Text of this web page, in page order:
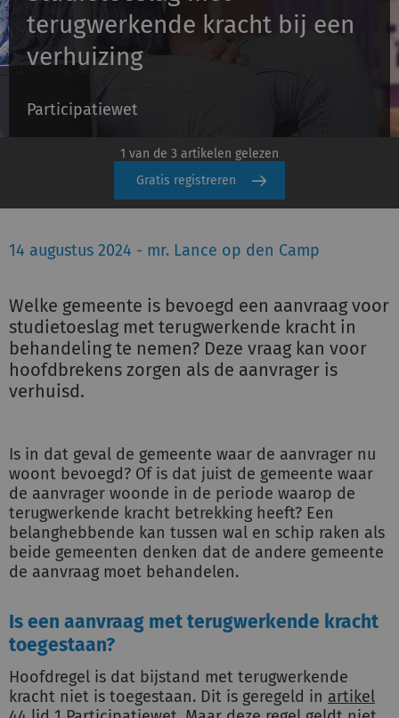
terugwerkende kracht bij een
verhuizing
Participatiewet
1 van de 3 artikelen gelezen
Gratis registreren
14 augustus 2024 - mr. Lance op den Camp
Welke gemeente is bevoegd een aanvraag voor
studietoeslag met terugwerkende kracht in
behandeling te nemen? Deze vraag kan voor
hoofdbrekens zorgen als de aanvrager is
verhuisd.
Is in dat geval de gemeente waar de aanvrager nu
woont bevoegd? Of is dat juist de gemeente waar
de aanvrager woonde in de periode waarop de
terugwerkende kracht betrekking heeft? Een
belanghebbende kan tussen wal en schip raken als
beide gemeenten denken dat de andere gemeente
de aanvraag moet behandelen.
Is een aanvraag met terugwerkende kracht
toegestaan?
Hoofdregel is dat bijstand met terugwerkende
kracht niet is toegestaan. Dit is geregeld in artikel